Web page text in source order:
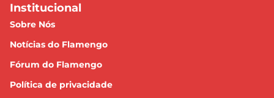
Institucional
Sobre Nós
Notícias do Flamengo
Fórum do Flamengo
Política de privacidade